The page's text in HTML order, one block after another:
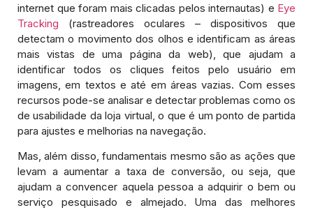
internet que foram mais clicadas pelos internautas) e Eye
Tracking (rastreadores oculares – dispositivos que
detectam o movimento dos olhos e identificam as áreas
mais vistas de uma página da web), que ajudam a
identificar todos os cliques feitos pelo usuário em
imagens, em textos e até em áreas vazias. Com esses
recursos pode-se analisar e detectar problemas como os
de usabilidade da loja virtual, o que é um ponto de partida
para ajustes e melhorias na navegação.
Mas, além disso, fundamentais mesmo são as ações que
levam a aumentar a taxa de conversão, ou seja, que
ajudam a convencer aquela pessoa a adquirir o bem ou
serviço pesquisado e almejado. Uma das melhores